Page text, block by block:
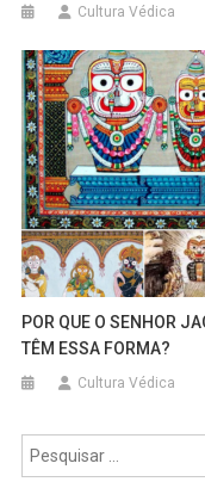
Cultura Védica
POR QUE O SENHOR
TÊM ESSA FORMA?
Cultura Védica